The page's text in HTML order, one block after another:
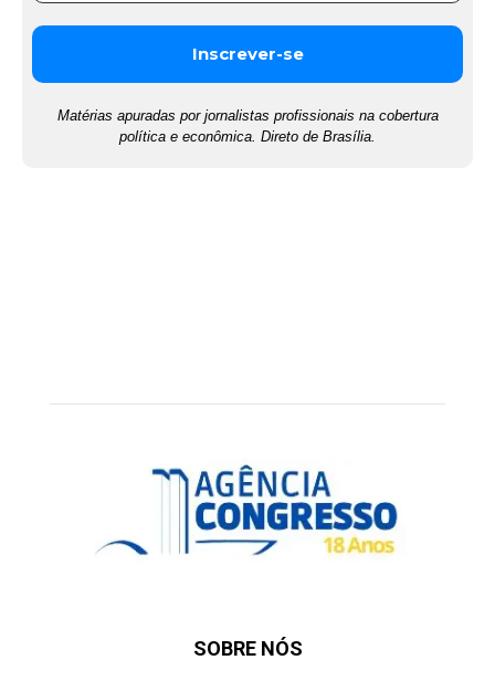
Matérias apuradas por jornalistas profissionais na cobertura
política e econômica. Direto de Brasília.
SOBRE NÓS